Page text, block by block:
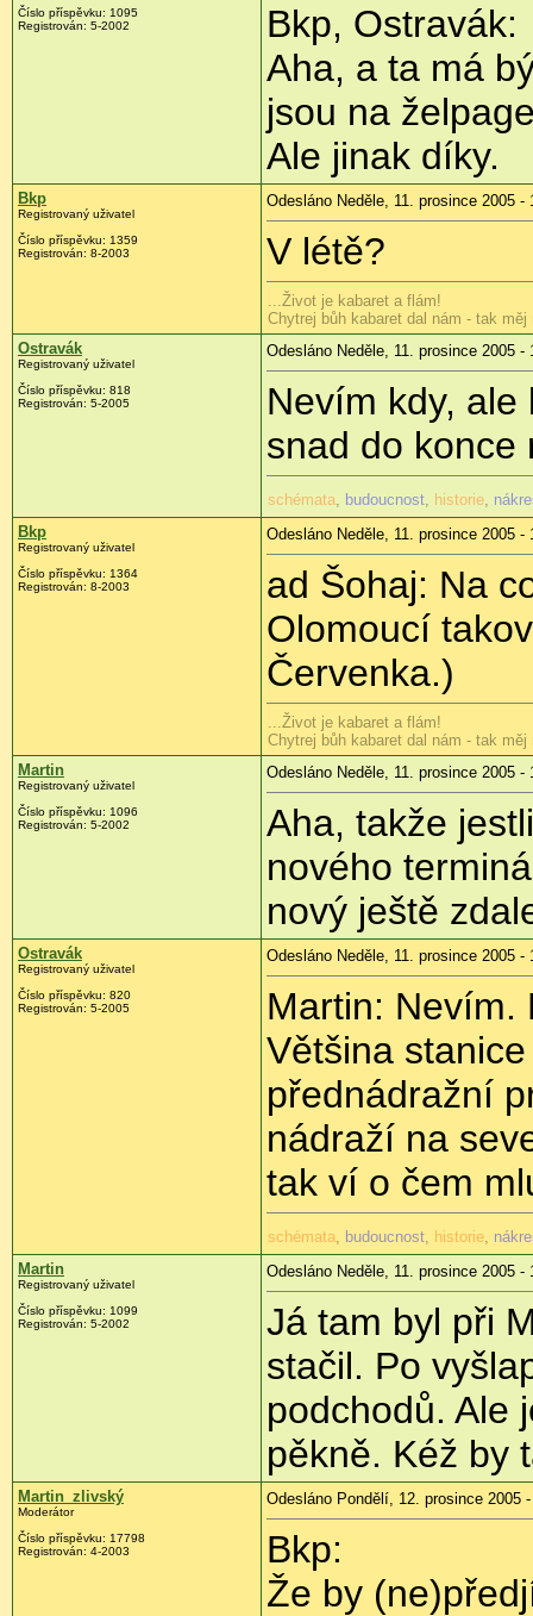
Číslo příspěvku: 1095
Registrován: 5-2002
Bkp, Ostravák:
Aha, a ta má
jsou na
Ale jinak díky.
Bkp
Registrovaný uživatel
Číslo příspěvku: 1359
Registrován: 8-2003
Odesláno Neděle, 11. prosince 2005 -
V létě?
...Život je kabaret a flám!
Chytrej bůh kabaret dal nám - tak
Ostravák
Registrovaný uživatel
Číslo příspěvku: 818
Registrován: 5-2005
Odesláno Neděle, 11. prosince 2005 -
Nevím kdy,
snad do konce
schémata budoucnost historie
Bkp
Registrovaný uživatel
Číslo příspěvku: 1364
Registrován: 8-2003
Odesláno Neděle, 11. prosince 2005 -
ad Šohaj: Na
Olomoucí
Červenka.)
...Život je kabaret a flám!
Chytrej bůh kabaret dal nám - tak
Martin
Registrovaný uživatel
Číslo příspěvku: 1096
Registrován: 5-2002
Odesláno Neděle, 11. prosince 2005 -
Aha, takže
nového
nový ještě
Ostravák
Registrovaný uživatel
Číslo příspěvku: 820
Registrován: 5-2005
Odesláno Neděle, 11. prosince 2005 -
Martin: Nevím.
Většina
přednádražní
nádraží na
tak ví o čem
schémata budoucnost historie
Martin
Registrovaný uživatel
Číslo příspěvku: 1099
Registrován: 5-2002
Odesláno Neděle, 11. prosince 2005 -
Já tam byl při
stačil. Po
podchodů. Ale
pěkně. Kéž by
Martin_zlivský
Moderátor
Číslo příspěvku: 17798
Registrován: 4-2003
Odesláno Pondělí, 12. prosince 2005
Bkp:
Že by